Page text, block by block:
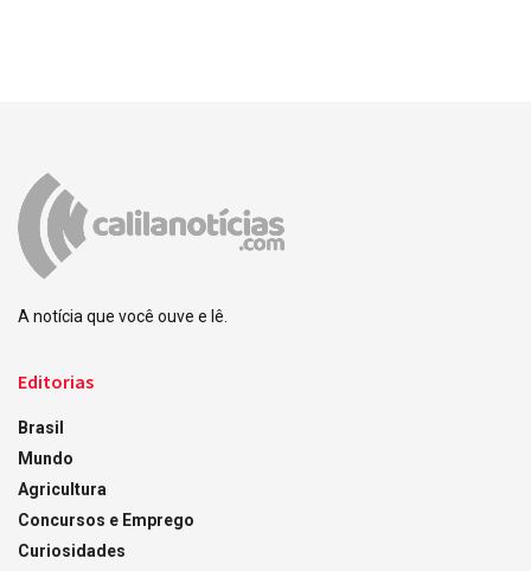
A notícia que você ouve e lê.
Editorias
Brasil
Mundo
Agricultura
Concursos e Emprego
Curiosidades